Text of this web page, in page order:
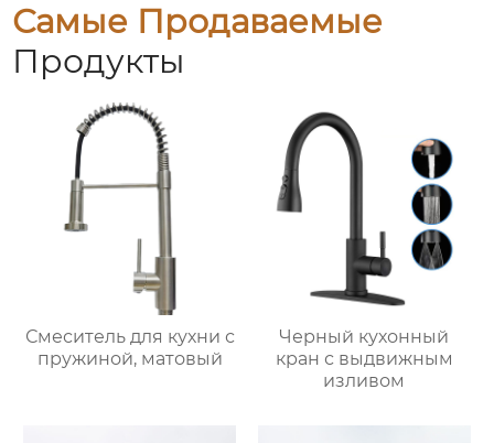
Самые Продаваемые
Продукты
Смеситель для кухни с
пружиной, матовый
Черный кухонный
кран с выдвижным
изливом